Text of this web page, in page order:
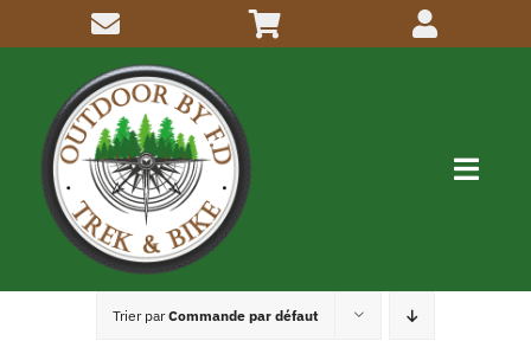
au
contenu
Me connaitre
Trier parCommande par défaut